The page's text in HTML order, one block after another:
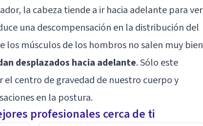
la cabeza tiende a ir hacia adelante para ver
una descompensación en la distribución del
los músculos de los hombros no salen muy bien
desplazados hacia adelante. Sólo este
el centro de gravedad de nuestro cuerpo y
en la postura.
profesionales cerca de ti